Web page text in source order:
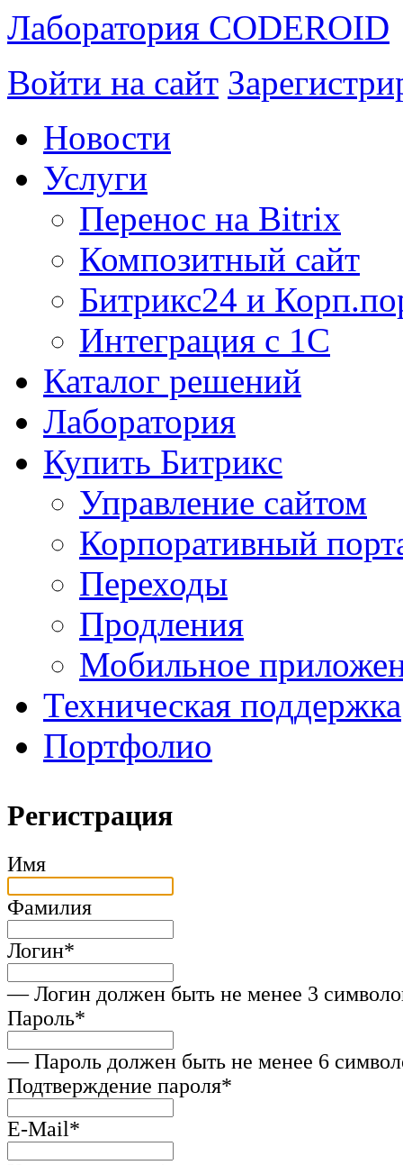
Лаборатория CODEROID
Войти на сайт
Новости
Услуги
Перенос на Bitrix
Композитный сайт
Битрикс24 и
Интеграция с 1С
Каталог решений
Лаборатория
Купить Битрикс
Управление сайтом
Корпоративный
Переходы
Продления
Мобильное
Техническая поддержка
Портфолио
Регистрация
Имя
Фамилия
Логин*
— Логин должен быть не менее 3
Пароль*
— Пароль должен быть не менее 6
Подтверждение пароля*
E-Mail*